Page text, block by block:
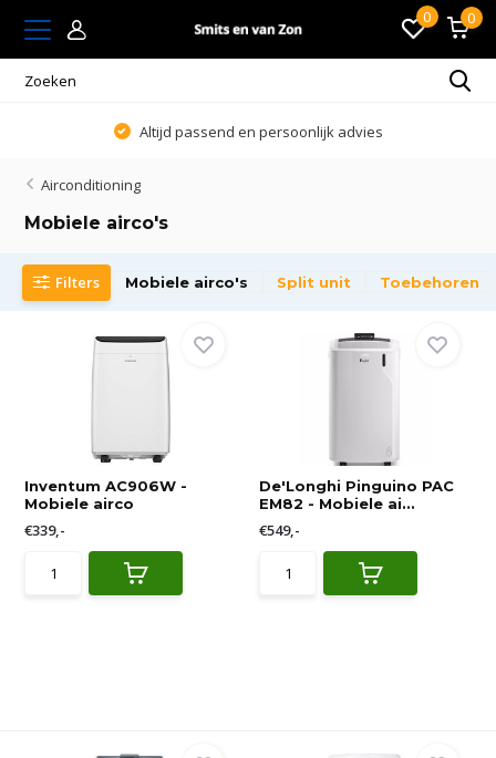
0 0
Altijd passend en persoonlijk advies
Airconditioning
Mobiele airco's
Filters Mobiele airco's Split unit Toebehoren
Inventum AC906W -
Mobiele airco
€339,-
De'Longhi Pinguino PAC
EM82 - Mobiele ai...
€549,-